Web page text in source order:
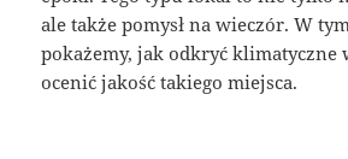
ale także pomysł na wieczór. W
pokażemy, jak odkryć klimatyczne
ocenić jakość takiego miejsca.